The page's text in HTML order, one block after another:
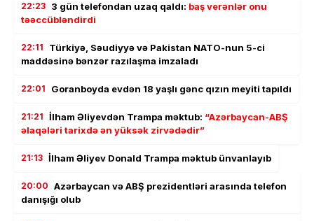
22:23 3 gün telefondan uzaq qaldı: baş verənlər onu
təəccübləndirdi
22:11
Türkiyə, Səudiyyə və Pakistan NATO-nun 5-ci
maddəsinə bənzər razılaşma imzaladı
22:01 Goranboyda evdən 18 yaşlı gənc qızın meyiti tapıldı
21:21 İlham Əliyevdən Trampa məktub: “Azərbaycan-ABŞ
əlaqələri tarixdə ən yüksək zirvədədir”
21:13 İlham Əliyev Donald Trampa məktub ünvanlayıb
20:00 Azərbaycan və ABŞ prezidentləri arasında telefon
danışığı olub